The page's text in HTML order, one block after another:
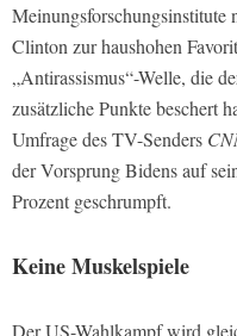
Clinton zur haushohen
„Antirassismus“-Welle, die
zusätzliche Punkte beschert
Umfrage des TV-Senders
der Vorsprung Bidens auf
Prozent geschrumpft.
Keine Muskelspiele
Der US-Wahlkampf wird